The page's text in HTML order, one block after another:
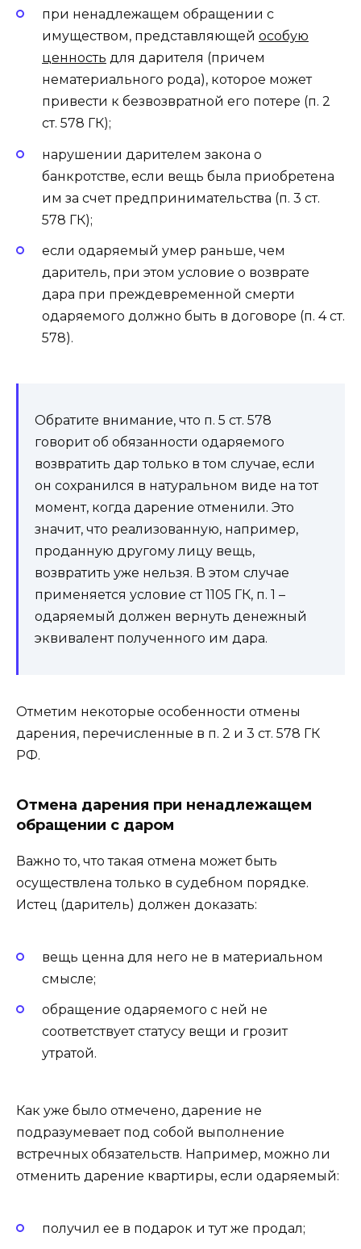
при ненадлежащем обращении с
имуществом, представляющей особую
ценность для дарителя (причем
нематериального рода), которое может
привести к безвозвратной его потере (п. 2
ст. 578 ГК);
нарушении дарителем закона о
банкротстве, если вещь была приобретена
им за счет предпринимательства (п. 3 ст.
578 ГК);
если одаряемый умер раньше, чем
даритель, при этом условие о возврате
дара при преждевременной смерти
одаряемого должно быть в договоре (п. 4 ст.
578).
Обратите внимание, что п. 5 ст. 578
говорит об обязанности одаряемого
возвратить дар только в том случае, если
он сохранился в натуральном виде на тот
момент, когда дарение отменили. Это
значит, что реализованную, например,
проданную другому лицу вещь,
возвратить уже нельзя. В этом случае
применяется условие ст 1105 ГК, п. 1 –
одаряемый должен вернуть денежный
эквивалент полученного им дара.
Отметим некоторые особенности отмены
дарения, перечисленные в п. 2 и 3 ст. 578 ГК
РФ.
Отмена дарения при ненадлежащем
обращении с даром
Важно то, что такая отмена может быть
осуществлена только в судебном порядке.
Истец (даритель) должен доказать:
вещь ценна для него не в материальном
смысле;
обращение одаряемого с ней не
соответствует статусу вещи и грозит
утратой.
Как уже было отмечено, дарение не
подразумевает под собой выполнение
встречных обязательств. Например, можно ли
отменить дарение квартиры, если одаряемый:
получил ее в подарок и тут же продал;